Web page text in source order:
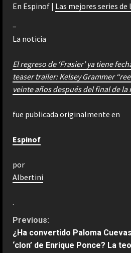
En Espinof | Las mejores series
–
La noticia
El regreso de ‘Frasier’ ya tiene
teaser trailer: Kelsey Grammer
veinte años después del final de
fue publicada originalmente en
Espinof
por
Albertini
.
C
o
Previous:
¿Ha convertido Paloma
‘clon’ de Enrique Ponce? La